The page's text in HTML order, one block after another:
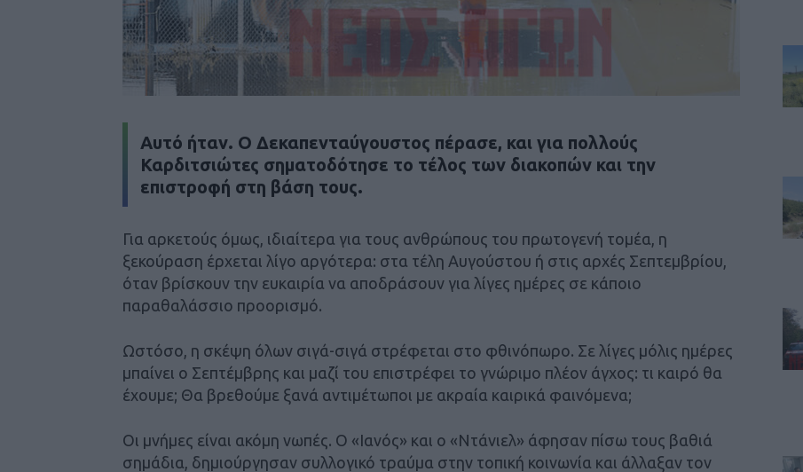
Αυτό ήταν. Ο Δεκαπενταύγουστος πέρασε, και για πολλούς
Καρδιτσιώτες σηματοδότησε το τέλος των διακοπών και την
επιστροφή στη βάση τους.
Για αρκετούς όμως, ιδιαίτερα για τους ανθρώπους του πρωτογενή τομέα, η
ξεκούραση έρχεται λίγο αργότερα: στα τέλη Αυγούστου ή στις αρχές Σεπτεμβρίου,
όταν βρίσκουν την ευκαιρία να αποδράσουν για λίγες ημέρες σε κάποιο
παραθαλάσσιο προορισμό.
Ωστόσο, η σκέψη όλων σιγά-σιγά στρέφεται στο φθινόπωρο. Σε λίγες μόλις ημέρες
μπαίνει ο Σεπτέμβρης και μαζί του επιστρέφει το γνώριμο πλέον άγχος: τι καιρό θα
έχουμε; Θα βρεθούμε ξανά αντιμέτωποι με ακραία καιρικά φαινόμενα;
Οι μνήμες είναι ακόμη νωπές. Ο «Ιανός» και ο «Ντάνιελ» άφησαν πίσω τους βαθιά
σημάδια, δημιούργησαν συλλογικό τραύμα στην τοπική κοινωνία και άλλαξαν τον